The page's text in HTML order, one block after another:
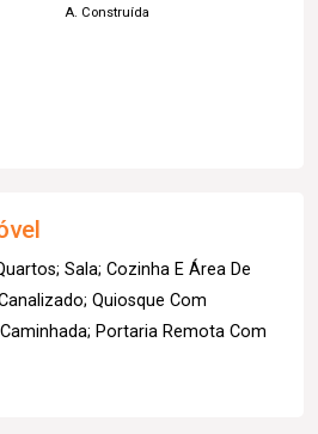
A. Construída
Sala; Cozinha E Área De
Quiosque Com
Portaria Remota Com